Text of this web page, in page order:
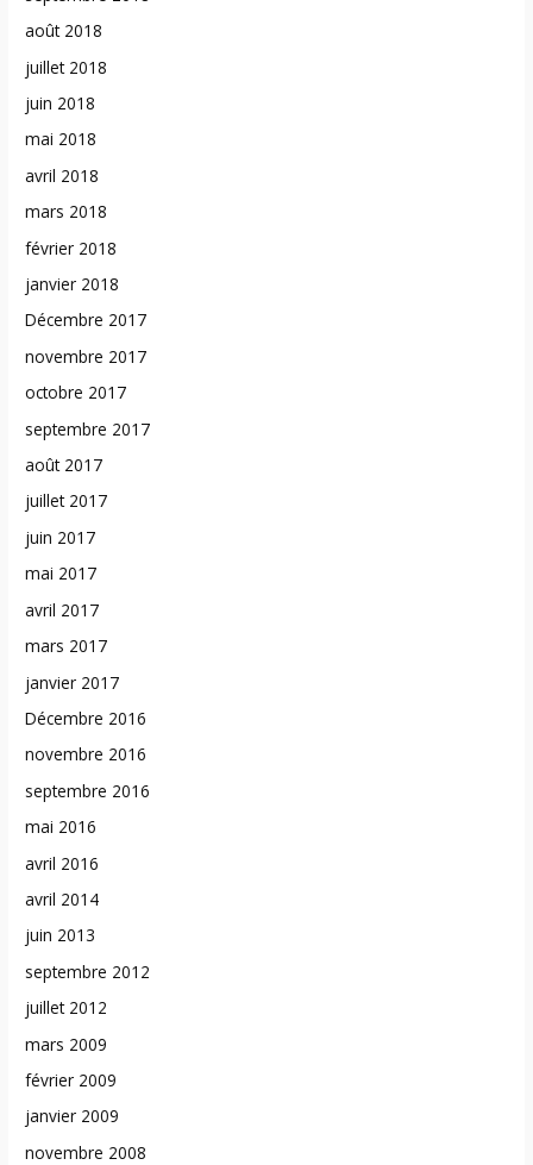
août 2018
juillet 2018
juin 2018
mai 2018
avril 2018
mars 2018
février 2018
janvier 2018
Décembre 2017
novembre 2017
octobre 2017
septembre 2017
août 2017
juillet 2017
juin 2017
mai 2017
avril 2017
mars 2017
janvier 2017
Décembre 2016
novembre 2016
septembre 2016
mai 2016
avril 2016
avril 2014
juin 2013
septembre 2012
juillet 2012
mars 2009
février 2009
janvier 2009
novembre 2008